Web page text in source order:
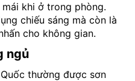
khi ở trong phòng.
chiếu sáng mà còn là
cho không gian.
ngủ
thường được sơn